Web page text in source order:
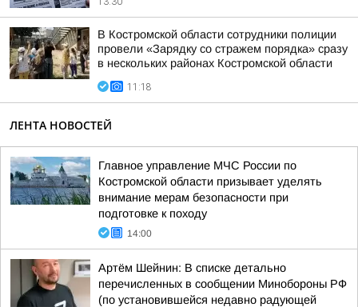
В Костромской области сотрудники полиции
провели «Зарядку со стражем порядка» сразу
в нескольких районах Костромской области
11:18
ЛЕНТА НОВОСТЕЙ
Главное управление МЧС России по
Костромской области призывает уделять
внимание мерам безопасности при
подготовке к походу
14:00
Артём Шейнин: В списке детально
перечисленных в сообщении Минобороны РФ
(по установившейся недавно радующей